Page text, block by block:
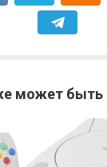
может быть